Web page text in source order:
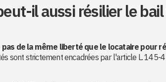
il aussi résilier le
pas de la même liberté que le locataire pour
sont strictement encadrées par l'article L. 145-